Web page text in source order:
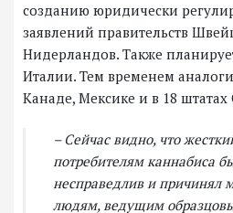
созданию юридически
заявлений правительств
Нидерландов. Также
Италии. Тем временем
Канаде, Мексике и в 18
– Сейчас видно, что
потребителям каннабиса
несправедлив и причинял
людям, ведущим